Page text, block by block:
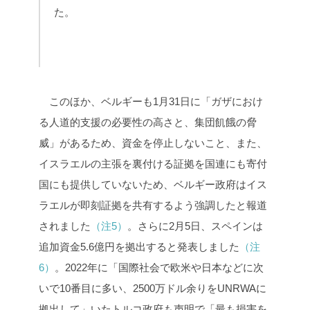
た。
このほか、ベルギーも1月31日に「ガザにおけ
る人道的支援の必要性の高さと、集団飢餓の脅
威」があるため、資金を停止しないこと、また、
イスラエルの主張を裏付ける証拠を国連にも寄付
国にも提供していないため、ベルギー政府はイス
ラエルが即刻証拠を共有するよう強調したと報道
されました
（注5）
。さらに2月5日、スペインは
追加資金5.6億円を拠出すると発表しました
（注
6）
。2022年に「国際社会で欧米や日本などに次
いで10番目に多い、2500万ドル余りをUNRWAに